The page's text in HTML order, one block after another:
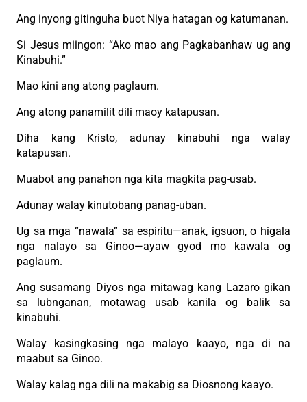
Ang inyong gitinguha buot Niya hatagan og katumanan.
Si Jesus miingon: “Ako mao ang Pagkabanhaw ug ang
Kinabuhi.”
Mao kini ang atong paglaum.
Ang atong panamilit dili maoy katapusan.
Diha kang Kristo, adunay kinabuhi nga walay
katapusan.
Muabot ang panahon nga kita magkita pag-usab.
Adunay walay kinutobang panag-uban.
Ug sa mga “nawala” sa espiritu—anak, igsuon, o higala
nga nalayo sa Ginoo—ayaw gyod mo kawala og
paglaum.
Ang susamang Diyos nga mitawag kang Lazaro gikan
sa lubnganan, motawag usab kanila og balik sa
kinabuhi.
Walay kasingkasing nga malayo kaayo, nga di na
maabut sa Ginoo.
Walay kalag nga dili na makabig sa Diosnong kaayo.